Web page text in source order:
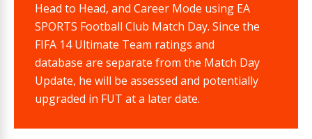
Head to Head, and Career Mode using EA
SPORTS Football Club Match Day. Since the
FIFA 14 Ultimate Team ratings and
database are separate from the Match Day
Update, he will be assessed and potentially
upgraded in FUT at a later date.